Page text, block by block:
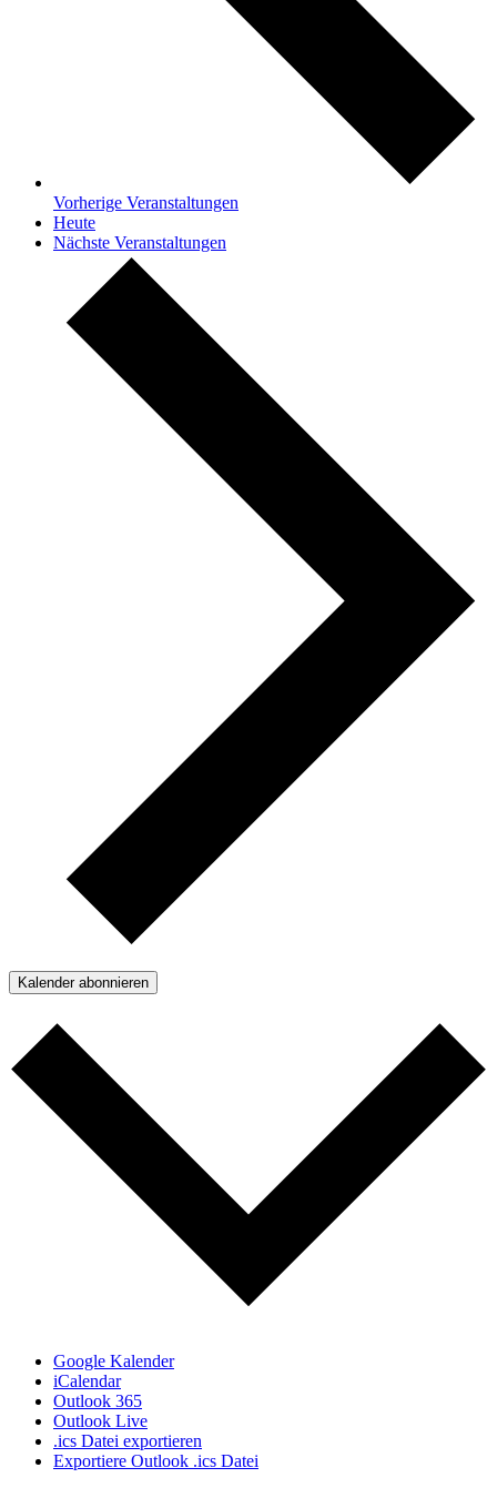
Vorherige Veranstaltungen
Heute
Nächste Veranstaltungen
Kalender abonnieren
Google Kalender
iCalendar
Outlook 365
Outlook Live
.ics Datei exportieren
Exportiere Outlook .ics Datei